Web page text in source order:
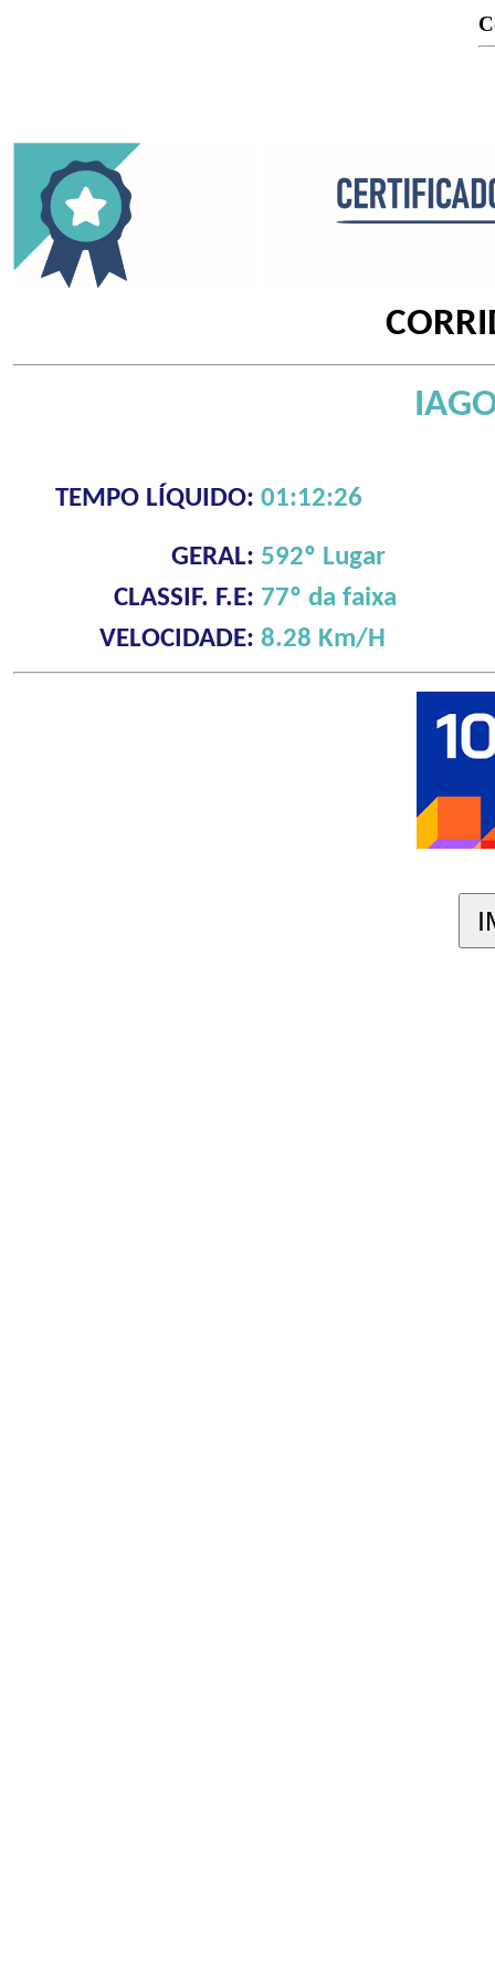
TEMPO LÍQUIDO: 01:12:26
GERAL: 592º Lugar
CLASSIF. F.E: 77º da faixa
VELOCIDADE: 8.28 Km/H